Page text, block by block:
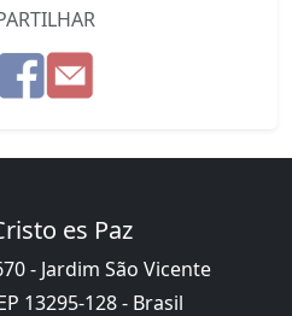
es Paz
- Jardim São Vicente
13295-128 - Brasil